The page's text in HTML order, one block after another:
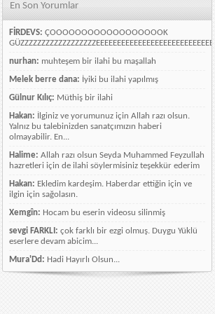
En Son Yorumlar
FİRDEVS: ÇOOOOOOOOOOOOOOOOOOK
nurhan: muhteşem bir ilahi bu maşallah
Melek berre dana: İyiki bu ilahi yapılmış
Gülnur Kılıç: Müthiş bir ilahi
Hakan: İlginiz ve yorumunuz için Allah razı olsun.
Yalnız bu talebinizden sanatçımızın haberi
olmayabilir. En...
Halime: Allah razı olsun Seyda Muhammed Feyzullah
hazretleri için de ilahi söylermisiniz teşekkür ederim
Hakan: Ekledim kardeşim. Haberdar ettiğin için ve
ilgin için sağolasın.
Xemgîn: Hocam bu eserin videosu silinmiş
sevgi FARKLI: çok farklı bir ezgi olmuş. Duygu Yüklü
eserlere devam abicim...
Mura'Dd: Hadi Hayırlı Olsun...